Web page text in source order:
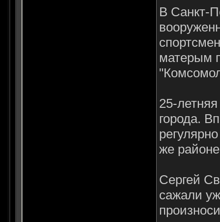
В Санкт-
матерым
25-
города.
же
Сергей
сажали